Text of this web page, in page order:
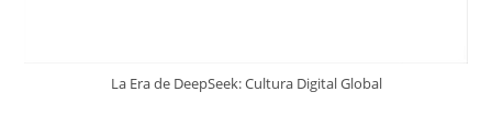
La Era de DeepSeek: Cultura Digital Global